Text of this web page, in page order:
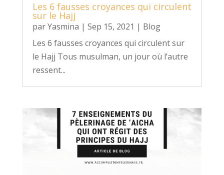
Les 6 fausses croyances qui circulent
sur le Hajj
parYasmina | Sep 15, 2021 | Blog
Les 6 fausses croyances qui circulent sur
le Hajj Tous musulman, un jour où l’autre
ressent...